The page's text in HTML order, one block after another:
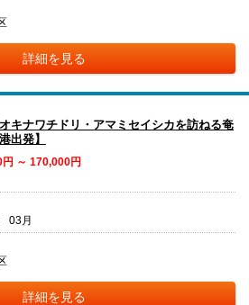
詳細を見る
キナワチドリ・アマミセイシカを訪ねる奄
出発】
～ 170,000円
03月
詳細を見る